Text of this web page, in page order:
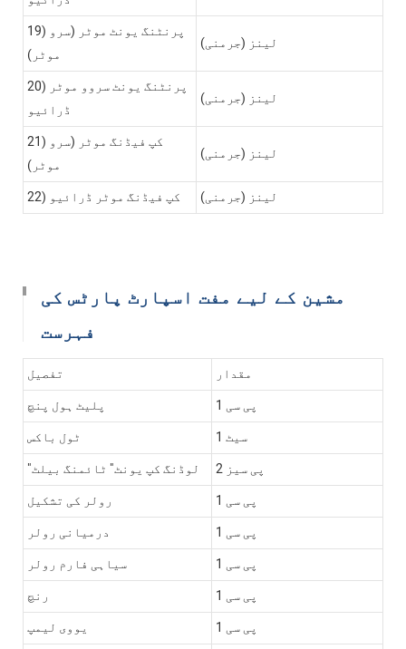
19) پرنٹنگ یونٹ موٹر (سرو
موٹر)
لینز (جرمنی)
20) پرنٹنگ یونٹ سروو موٹر
ڈرائیو
لینز (جرمنی)
21) کپ فیڈنگ موٹر (سرو
موٹر)
لینز (جرمنی)
22) کپ فیڈنگ موٹر ڈرائیو لینز (جرمنی)
مشین کے لیے مفت اسپارٹ پارٹس کی
فہرست
تفصیل
مقدار
پلیٹ ہول پنچ
1 پی سی
ٹول باکس
1 سیٹ
"لوڈنگ کپ یونٹ" ٹائمنگ بیلٹ
2 پی سیز
رولر کی تشکیل
1 پی سی
درمیانی رولر
1 پی سی
سیاہی فارم رولر
1 پی سی
رنچ
1 پی سی
یووی لیمپ
1 پی سی